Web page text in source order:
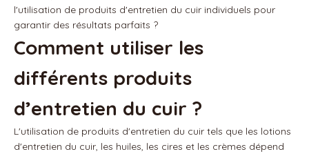
l'utilisation de produits d'entretien du cuir individuels pour
garantir des résultats parfaits ?
Comment utiliser les
différents produits
d’entretien du cuir ?
L'utilisation de produits d'entretien du cuir tels que les lotions
d'entretien du cuir, les huiles, les cires et les crèmes dépend